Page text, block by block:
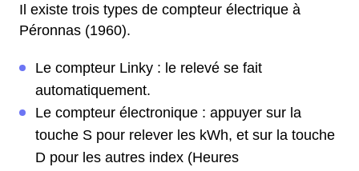
Il existe trois types de compteur électrique à
Péronnas (1960).
Le compteur Linky : le relevé se fait
automatiquement.
Le compteur électronique : appuyer sur la
touche S pour relever les kWh, et sur la touche
D pour les autres index (Heures